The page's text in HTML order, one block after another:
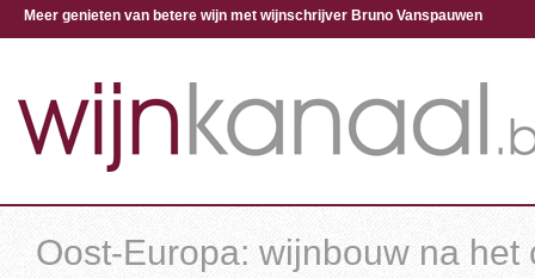
Meer genieten van betere wijn met wijnschrijver Bruno Vanspauwen
Oost-Europa: wijnbouw na het